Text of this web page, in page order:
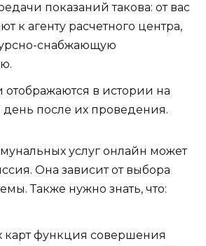
показаний такова: от вас
к агенту расчетного центра,
снабжающую
отображаются в истории на
после их проведения.
услуг онлайн может
Она зависит от выбора
Также нужно знать, что:
карт функция совершения